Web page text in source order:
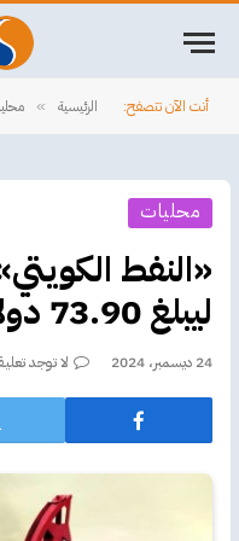
أنت الآن تتصفح: الرئيسية »
محليات
ليبلغ 73.90 دولاراً للبرميل
24 ديسمبر، 2024 لا توجد